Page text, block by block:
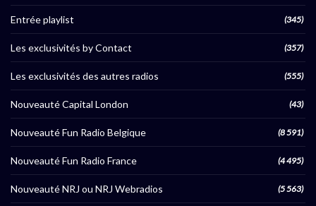
Entrée playlist (345)
Les exclusivités by Contact (357)
Les exclusivités des autres radios (555)
Nouveauté Capital London (43)
Nouveauté Fun Radio Belgique (8 591)
Nouveauté Fun Radio France (4 495)
Nouveauté NRJ ou NRJ Webradios (5 563)